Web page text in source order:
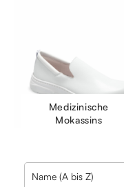
Medizinische
Mokassins
Name (A bis Z)